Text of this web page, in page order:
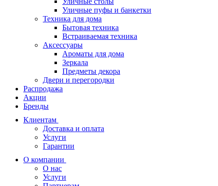
Уличные пуфы и банкетки
Техника для дома
Бытовая техника
Встраиваемая техника
Аксессуары
Ароматы для дома
Зеркала
Предметы декора
Двери и перегородки
Распродажа
Акции
Бренды
Клиентам
Доставка и оплата
Услуги
Гарантии
О компании
О нас
Услуги